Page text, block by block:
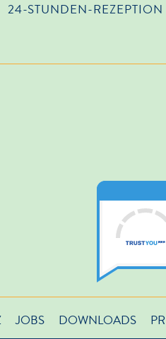
24-STUNDEN-REZEPTION
JOBS DOWNLOADS